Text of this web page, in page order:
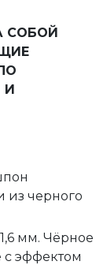
СОБОЙ
И
из черного
мм. Чёрное
эффектом